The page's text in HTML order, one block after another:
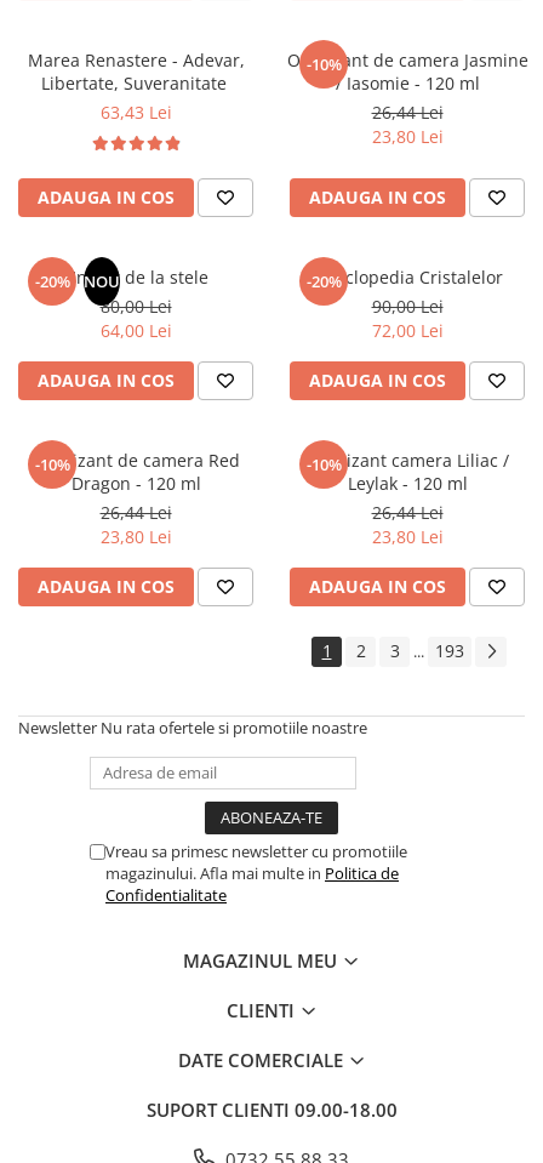
Marea Renastere - Adevar,
Libertate, Suveranitate
63,43 Lei
ADAUGA IN COS
-10%
Odorizant de camera Jasmine
/ Iasomie - 120 ml
26,44 Lei
23,80 Lei
ADAUGA IN COS
-20% NOU
Un dar de la stele
80,00 Lei
64,00 Lei
ADAUGA IN COS
-20%
Enciclopedia Cristalelor
90,00 Lei
72,00 Lei
ADAUGA IN COS
-10%
Odorizant de camera Red
Dragon - 120 ml
26,44 Lei
23,80 Lei
ADAUGA IN COS
-10%
Odorizant camera Liliac /
Leylak - 120 ml
26,44 Lei
23,80 Lei
ADAUGA IN COS
1 2 3 ... 193
Newsletter Nu rata ofertele si promotiile noastre
Vreau sa primesc newsletter cu promotiile
magazinului. Afla mai multe in Politica de
Confidentialitate
MAGAZINUL MEU
CLIENTI
DATE COMERCIALE
SUPORT CLIENTI 09.00-18.00